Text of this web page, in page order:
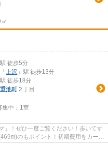
駅 徒歩5分
「 上沢 」駅 徒歩13分
駅 徒歩18分
重池町 ２丁目
中： 1室
」！ぜひ一度ご覧ください！歩いてす
のもポイント！初期費用をカード